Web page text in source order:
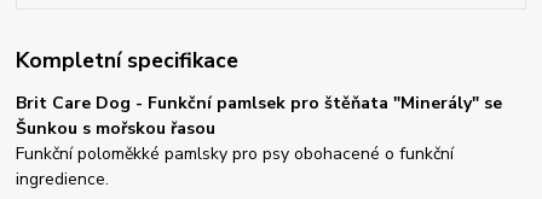
Kompletní specifikace
Brit Care Dog - Funkční pamlsek pro štěňata "Minerály" se
Šunkou s mořskou řasou
Funkční poloměkké pamlsky pro psy obohacené o funkční
ingredience.